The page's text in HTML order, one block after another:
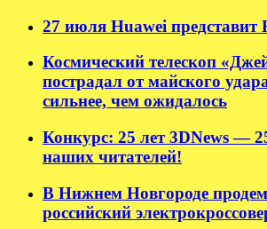
27 июля Huawei представит
Космический телескоп
пострадал от майского
сильнее, чем ожидалось
Конкурс: 25 лет 3DNews —
наших читателей!
В Нижнем Новгороде
российский